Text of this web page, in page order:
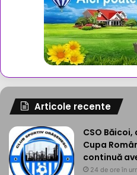
Articole recente
CSO
Cupa
continuă
24 de ore în